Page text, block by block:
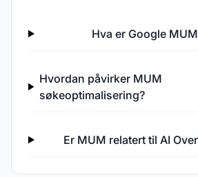
Hva er Google
Hvordan påvirker MUM
søkeoptimalisering?
Er MUM relatert til AI